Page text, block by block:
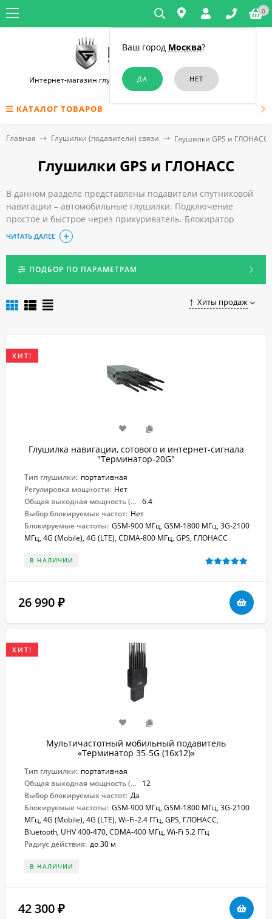
Ваш город Москва?
0
Интернет-магазин глушилок связи и диктофонов в Москве
КАТАЛОГ ТОВАРОВ
Главная Глушилки (подавители) связи Глушилки GPS и ГЛОНАСС
Глушилки GPS и ГЛОНАСС
В данном разделе представлены подавители спутниковой
навигации – автомобильные глушилки. Подключение
простое и быстрое через прикуриватель. Блокиратор
предотвращает возможное слежение за транспортным
средством путем блокирования GPS. Вы включаете прибор,
и слежение за транспортным средством становится
невозможным.
Чтобы купить глушилку GPS и ГЛОНАСС для автомобиля в
ЧИТАТЬ ДАЛЕЕ
ПОДБОР ПО ПАРАМЕТРАМ
Хиты продаж
ХИТ!
Глушилка навигации, сотового и интернет-сигнала
"Терминатор-20G"
Тип глушилки: портативная
Регулировка мощности: Нет
Общая выходная мощность (Вт): 6.4
Выбор блокируемых частот: Нет
Блокируемые частоты: GSM-900 МГц, GSM-1800 МГц, 3G-2100
МГц, 4G (Mobile), 4G (LTE), CDMA-800 МГц, GPS, ГЛОНАСС
В НАЛИЧИИ
26 990 ₽
ХИТ!
Мультичастотный мобильный подавитель
«Терминатор 35-5G (16х12)»
Тип глушилки: портативная
Общая выходная мощность (Вт):
12
Выбор блокируемых частот: Да
Блокируемые частоты: GSM-900 МГц, GSM-1800 МГц, 3G-2100
МГц, 4G (Mobile), 4G (LTE), Wi-Fi-2.4 ГГц, GPS, ГЛОНАСС,
Bluetooth, UHV 400-470, CDMA-400 МГц, Wi-Fi 5.2 ГГц
Радиус действия: до 30 м
В НАЛИЧИИ
42 300 ₽